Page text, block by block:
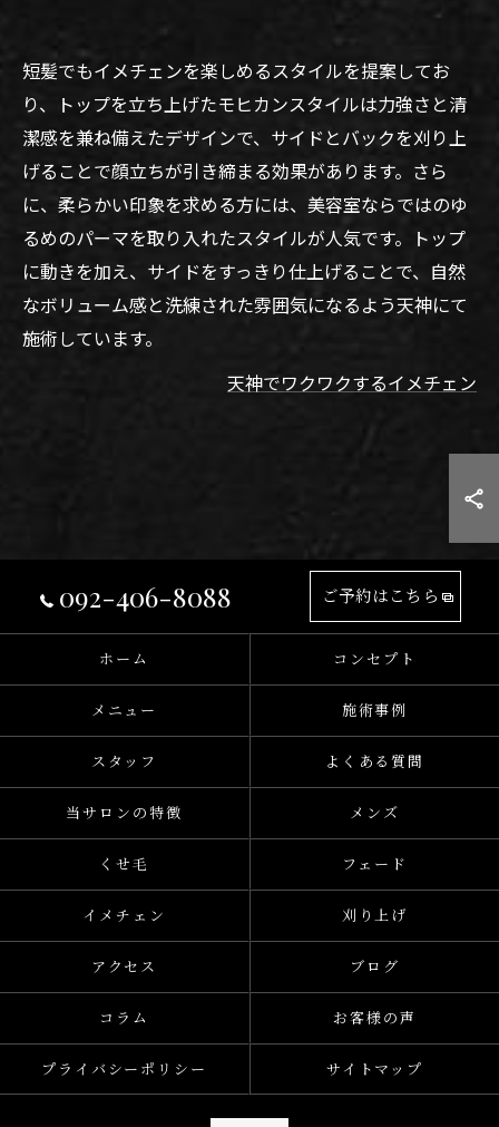
短髪でもイメチェンを楽しめるスタイルを提案してお
り、トップを立ち上げたモヒカンスタイルは力強さと清
潔感を兼ね備えたデザインで、サイドとバックを刈り上
げることで顔立ちが引き締まる効果があります。さら
に、柔らかい印象を求める方には、美容室ならではのゆ
るめのパーマを取り入れたスタイルが人気です。トップ
に動きを加え、サイドをすっきり仕上げることで、自然
なボリューム感と洗練された雰囲気になるよう天神にて
施術しています。
天神でワクワクするイメチェン
092-406-8088 ご予約はこちら
ホーム コンセプト
メニュー 施術事例
スタッフ よくある質問
当サロンの特徴 メンズ
くせ毛 フェード
イメチェン 刈り上げ
アクセス ブログ
コラム お客様の声
プライバシーポリシー サイトマップ